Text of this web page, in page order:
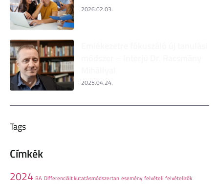
2026.02.03.
2025.04.24.
Tags
Címkék
2024 BA Differenciált kutatásmódszertan esemény felvételi felvételizők